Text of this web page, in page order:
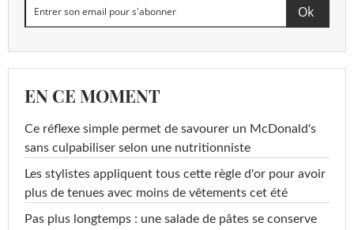
EN CE MOMENT
Ce réflexe simple permet de savourer un McDonald's
sans culpabiliser selon une nutritionniste
Les stylistes appliquent tous cette règle d'or pour avoir
plus de tenues avec moins de vêtements cet été
Pas plus longtemps : une salade de pâtes se conserve